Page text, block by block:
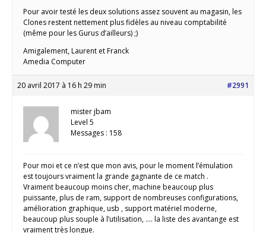
Pour avoir testé les deux solutions assez souvent au magasin, les
Clones restent nettement plus fidèles au niveau comptabilité
(même pour les Gurus d’ailleurs) ;)
Amigalement, Laurent et Franck
Amedia Computer
20 avril 2017 à 16 h 29 min #2991
mister jbam
Level 5
Messages : 158
Pour moi et ce n’est que mon avis, pour le moment l’émulation
est toujours vraiment la grande gagnante de ce match .
Vraiment beaucoup moins cher, machine beaucoup plus
puissante, plus de ram, support de nombreuses configurations,
amélioration graphique, usb , support matériel moderne,
beaucoup plus souple à l’utilisation, …. la liste des avantange est
vraiment très longue.